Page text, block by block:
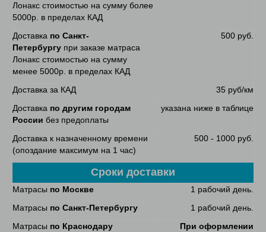
Лонакс стоимостью на сумму более
5000р. в пределах КАД
Доставка по Санкт-
Петербургу при заказе матраса
Лонакс стоимостью на сумму
менее 5000р. в пределах КАД
500 руб.
Доставка за КАД
35 руб/км
Доставка по другим городам
России без предоплаты
указана ниже в таблице
Доставка к назначенному времени
(опоздание максимум на 1 час)
500 - 1000 руб.
Сроки доставки
Матрасы по Москве
1 рабочий день.
Матрасы по Санкт-Петербургу
1 рабочий день.
Матрасы по Краснодару
При оформлении